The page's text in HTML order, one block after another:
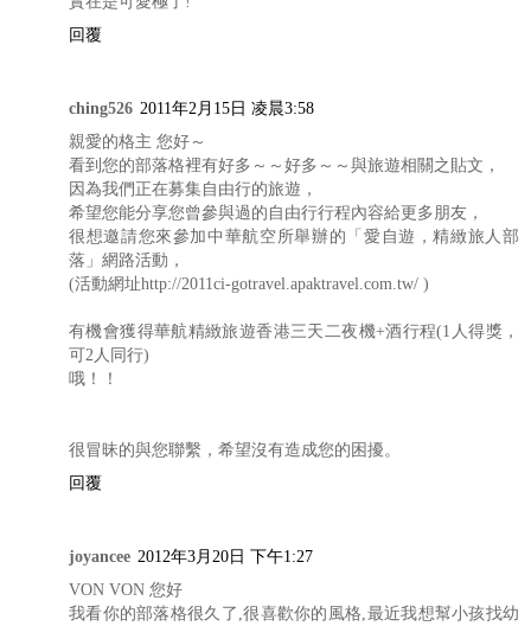
回覆
ching526 2011年2月15日 凌晨3:58
親愛的格主 您好～
看到您的部落格裡有好多～～好多～～與旅遊相關之貼文，
因為我們正在募集自由行的旅遊，
希望您能分享您曾參與過的自由行行程內容給更多朋友，
很想邀請您來參加中華航空所舉辦的「愛自遊，精緻旅人部
落」網路活動，
(活動網址http://2011ci-gotravel.apaktravel.com.tw/ )
有機會獲得華航精緻旅遊香港三天二夜機+酒行程(1人得獎，
可2人同行)
哦！！
很冒昧的與您聯繫，希望沒有造成您的困擾。
回覆
joyancee 2012年3月20日 下午1:27
VON VON 您好
我看你的部落格很久了,很喜歡你的風格,最近我想幫小孩找幼